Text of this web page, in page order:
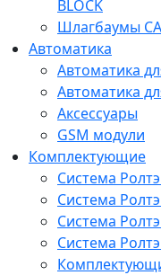
BLOCK
Шлагбаумы
Автоматика
Автоматика
Автоматика
Аксессуары
GSM модули
Комплектующие
Система
Система
Система
Система